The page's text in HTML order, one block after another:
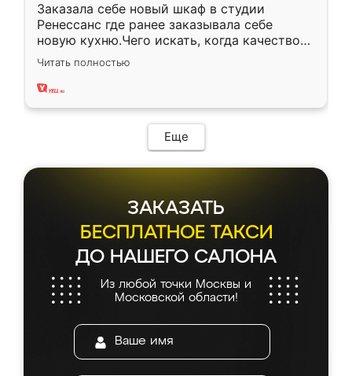
Заказала себе новый шкаф в студии
Ренессанс где ранее заказывала себе
новую кухню.Чего искать, когда качеством
вполне довольна. Служит кухня уже почти
два года, нареканий нет.
Читать полностью
Еще
ЗАКАЗАТЬ
БЕСПЛАТНОЕ ТАКСИ
ДО НАШЕГО САЛОНА
Из любой точки Москвы и
Московской области!